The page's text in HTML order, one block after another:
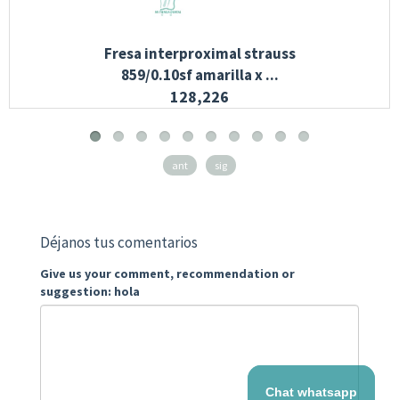
Fresa interproximal strauss
859/0.10sf amarilla x ...
128,226
ant sig
Déjanos tus comentarios
Give us your comment, recommendation or
suggestion: hola
Chat whatsapp